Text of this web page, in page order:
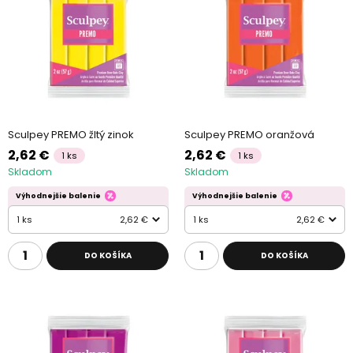
Sculpey PREMO žltý zinok
2,62 € 1 ks
Skladom
Výhodnejšie balenie
1 ks 2,62 €
DO KOŠÍKA
Sculpey PREMO oranžová
2,62 € 1 ks
Skladom
Výhodnejšie balenie
1 ks 2,62 €
DO KOŠÍKA